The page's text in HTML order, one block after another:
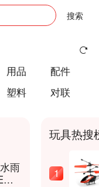
搜索
用品
配件
塑料 对联
雨
玩具热搜
1